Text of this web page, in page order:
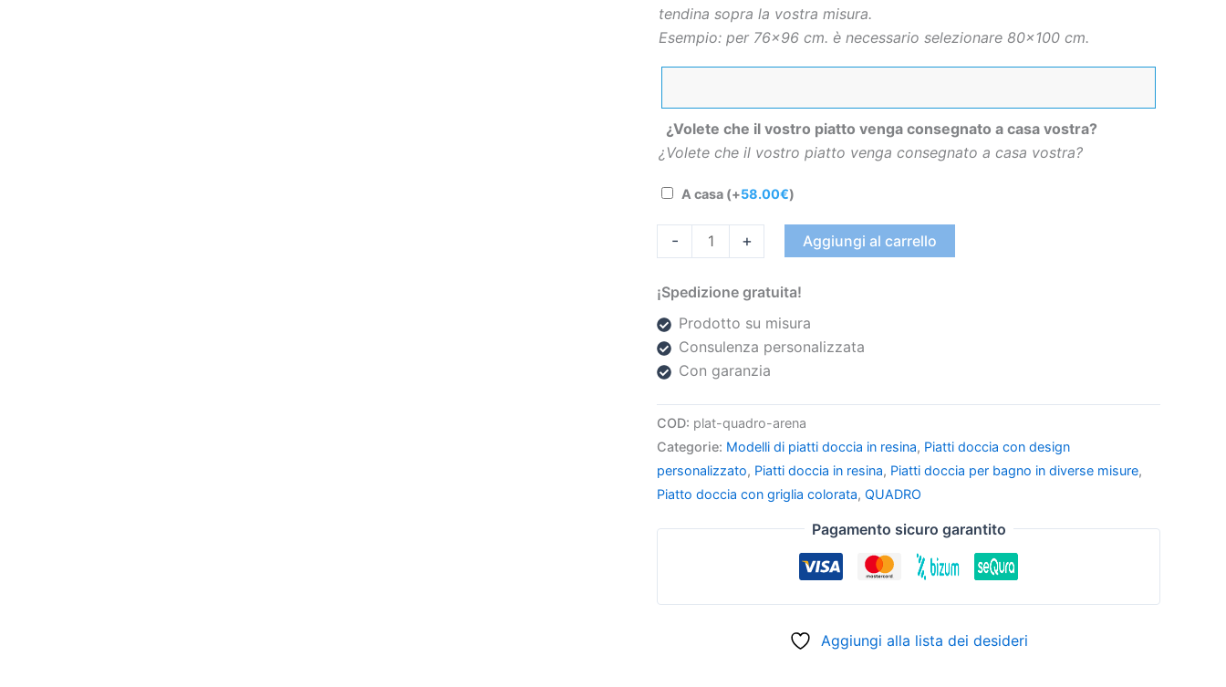
tendina sopra la vostra misura.
Esempio: per 76×96 cm. è necessario selezionare 80×100 cm.
¿Volete che il vostro piatto venga consegnato a casa vostra?
¿Volete che il vostro piatto venga consegnato a casa vostra?
A casa (+58.00€)
- + Aggiungi al carrello
¡Spedizione gratuita!
Prodotto su misura
Consulenza personalizzata
Con garanzia
COD: plat-quadro-arena
Categorie: Modelli di piatti doccia in resina, Piatti doccia con design
personalizzato, Piatti doccia in resina, Piatti doccia per bagno in diverse misure,
Piatto doccia con griglia colorata, QUADRO
Pagamento sicuro garantito
Aggiungi alla lista dei desideri